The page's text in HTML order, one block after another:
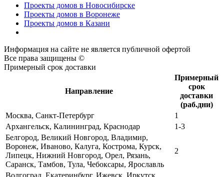
Проекты домов в Новосибирске
Проекты домов в Воронеже
Проекты домов в Казани
Информация на сайте не является публичной офертой
Все права защищены ©
Примерный срок доставки
Направление
Примерный
срок
доставки
(раб.дни)
Москва, Санкт-Петербург
1
Архангельск, Калининград, Краснодар
1-3
Белгород, Великий Новгород, Владимир,
Воронеж, Иваново, Калуга, Кострома, Курск,
Липецк, Нижний Новгород, Орел, Рязань,
Саранск, Тамбов, Тула, Чебоксары, Ярославль
2
Волгоград, Екатеринбург, Ижевск, Иркутск,